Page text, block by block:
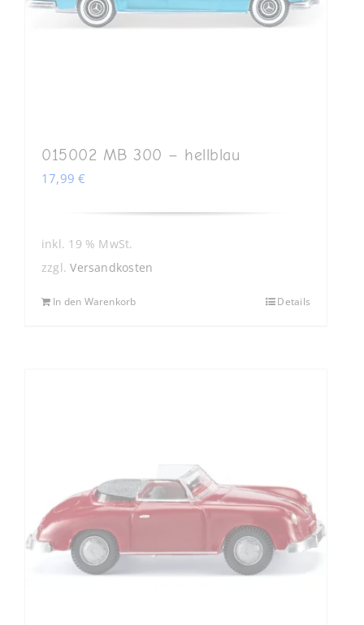
015002 MB 300 – hellblau
17,99€
inkl. 19 % MwSt.
zzgl.Versandkosten
In den Warenkorb Details